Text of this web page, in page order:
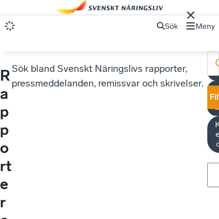
Sök Meny
R
a
p
p
o
rt
e
r
Sök bland Svenskt Näringslivs rapporter,
pressmeddelanden, remissvar och skrivelser.